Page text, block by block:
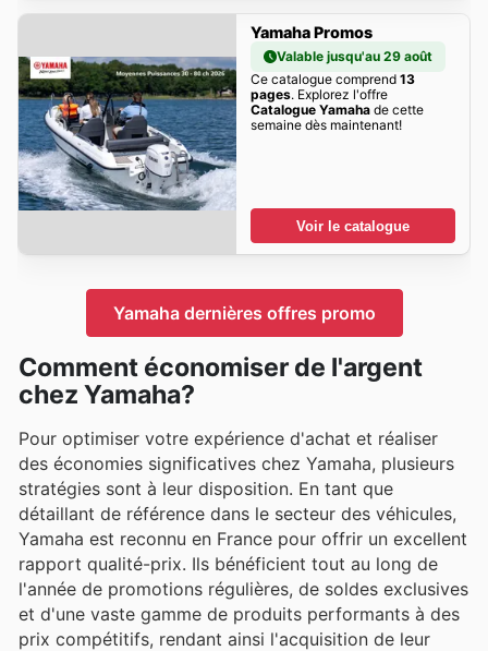
Yamaha Promos
Valable jusqu'au 29 août
Ce catalogue comprend 13
pages. Explorez l'offre
Catalogue Yamahade cette
semaine dès maintenant!
Voir le catalogue
Yamaha dernières offres promo
Comment économiser de l'argent
chez Yamaha?
Pour optimiser votre expérience d'achat et réaliser
des économies significatives chez Yamaha, plusieurs
stratégies sont à leur disposition. En tant que
détaillant de référence dans le secteur des véhicules,
Yamaha est reconnu en France pour offrir un excellent
rapport qualité-prix. Ils bénéficient tout au long de
l'année de promotions régulières, de soldes exclusives
et d'une vaste gamme de produits performants à des
prix compétitifs, rendant ainsi l'acquisition de leur